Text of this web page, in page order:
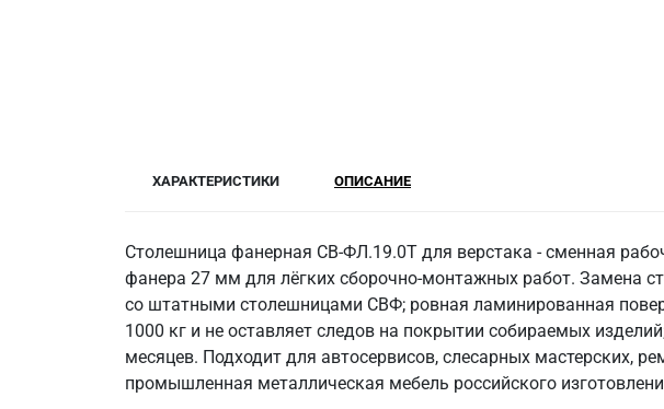
ХАРАКТЕРИСТИКИ ОПИСАНИЕ
Столешница фанерная СВ-ФЛ.19.0Т для верстака - сменная
фанера 27 мм для лёгких сборочно-монтажных работ. Замена
со штатными столешницами СВФ; ровная ламинированная
1000 кг и не оставляет следов на покрытии собираемых
месяцев. Подходит для автосервисов, слесарных мастерских,
промышленная металлическая мебель российского